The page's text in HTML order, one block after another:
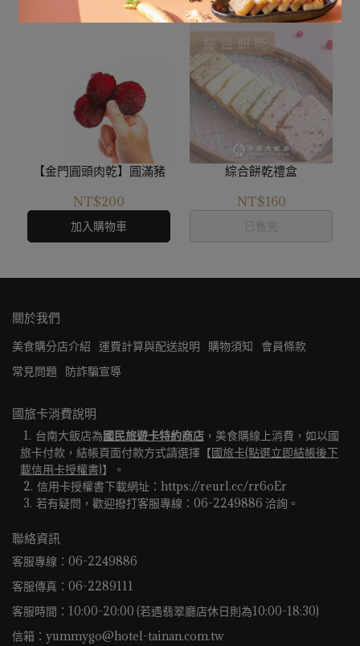
【金門圓頭肉乾】圓滿豬
NT$200
加入購物車
綜合餅乾禮盒
NT$160
已售完
關於我們
美食購分店介紹 運費計算與配送說明 購物須知
會員條款
常見問題
防詐騙宣導
國旅卡消費說明
台南大飯店為國民旅遊卡特約商店 ，美食購線上消費，如以國
旅卡付款，結帳頁面付款方式請選擇【國旅卡(點選立即結帳後下
載信用卡授權書)】。
信用卡授權書下載網址：https://reurl.cc/rr6oEr
若有疑問，歡迎撥打客服專線：06-2249886 洽詢。
聯絡資訊
客服專線：06-2249886
客服傳真：06-2289111
客服時間：10:00-20:00 (若遇翡翠廳店休日則為10:00-18:30)
信箱：yummygo@hotel-tainan.com.tw